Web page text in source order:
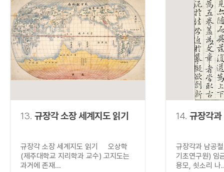
13. 규장각 소장 세계지도 읽기
규장각 소장 세계지도 읽기 오상학
(제주대학교 지리학과 교수) 고지도는
과거에 존재...
14. 규장각과
규장각과 남공
기초연구원) 임
용모, 쇳소리 나